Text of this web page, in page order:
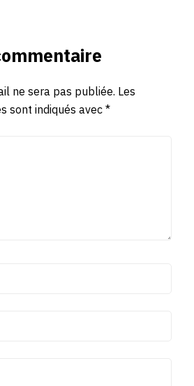
ne sera pas publiée. Les
sont indiqués avec*